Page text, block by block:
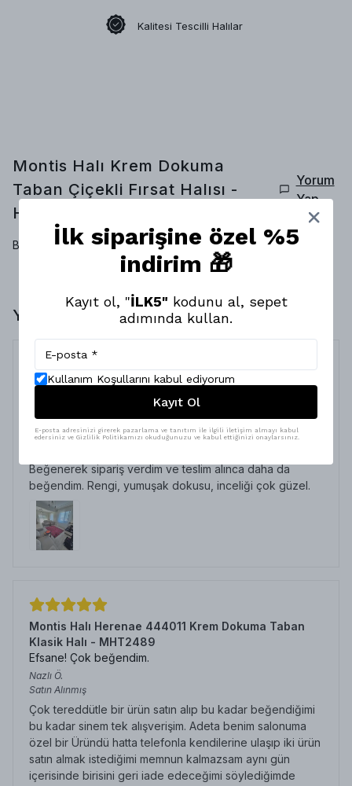
Kalitesi Tescilli Halılar
Montis Halı Krem Dokuma
Taban Çiçekli Fırsat Halısı -
HFH3431
Yorum
Yap
Bu ürün için henüz yorum yapılmamış.
Yorumlar
Montis Halı Sericum 34032 Bordo Parlak Yumuşak
Dokuma Taban Afgan Halı - NKE3161
Harika
Elif Y.
Beğenerek sipariş verdim ve teslim alınca daha da
beğendim. Rengi, yumuşak dokusu, inceliği çok güzel.
Montis Halı Herenae 444011 Krem Dokuma Taban
Klasik Halı - MHT2489
Efsane! Çok beğendim.
Nazlı Ö.
Satın Alınmış
Çok tereddütle bir ürün satın alıp bu kadar beğendiğimi
bu kadar sinem tek alışverişim. Adeta benim salonuma
özel bir Üründü hatta telefonla kendilerine ulaşıp iki ürün
satın almak istediğimi memnun kalmazsam aynı gün
içerisinde birisini geri iade edeceğimi söylediğimde
İlk siparişine özel %5
indirim 🎁
Kayıt ol, "İLK5" kodunu al, sepet
adımında kullan.
Kullanım Koşullarını kabul ediyorum
Kayıt Ol
E-posta adresinizi girerek pazarlama ve tanıtım ile ilgili iletişim almayı kabul
edersiniz ve Gizlilik Politikamızı okuduğunuzu ve kabul ettiğinizi onaylarsınız.